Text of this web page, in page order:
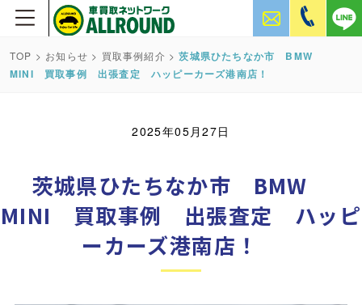
TOP > お知らせ > 買取事例紹介 >茨城県ひたちなか市 BMW
MINI 買取事例 出張査定 ハッピーカーズ港南店！
2025年05月27日
茨城県ひたちなか市 BMW
MINI 買取事例 出張査定 ハッピ
ーカーズ港南店！